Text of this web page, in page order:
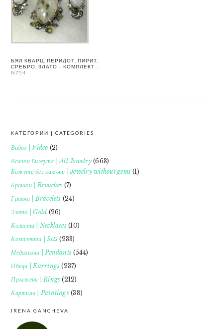
БЯЛ КВАРЦ, ПЕРИДОТ, ПИРИТ,
СРЕБРО, ЗЛАТО – КОМПЛЕКТ –
N754
FOOTER
КАТЕГОРИИ | CATEGORIES
Видео | Video (2)
Всички Бижута | All Jewelry(663)
Бижута без камъни | Jewelry without gems (1)
Брошки | Brooches (7)
Гривни | Bracelets (24)
Злато | Gold (26)
Колиета | Necklaces(10)
Комплекти | Sets (233)
Медальони | Pendants (544)
Обеци | Earrings (237)
Пръстени | Rings (212)
Картини | Paintings(38)
IRENA GANCHEVA